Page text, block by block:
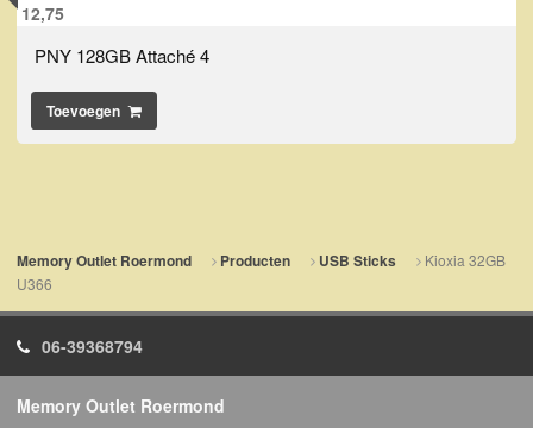
12,75
PNY 128GB Attaché 4
Toevoegen
Memory Outlet Roermond Producten USB Sticks
Kioxia 32GB
U366
06-39368794
Memory Outlet Roermond